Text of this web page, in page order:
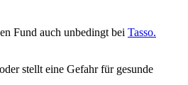
Fund auch unbedingt bei Tasso.
stellt eine Gefahr für gesunde